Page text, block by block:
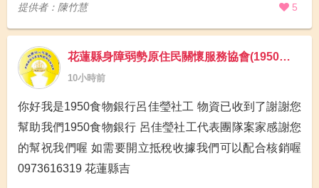
提供者：陳竹慧 5
花蓮縣身障弱勢原住民關懷服務協會(1950食物銀行)
10小時前
你好我是1950食物銀行呂佳瑩社工 物資已收到了謝謝您
幫助我們1950食物銀行 呂佳瑩社工代表團隊案家感謝您
的幫祝我們喔 如需要開立抵稅收據我們可以配合核銷喔
0973616319 花蓮縣吉